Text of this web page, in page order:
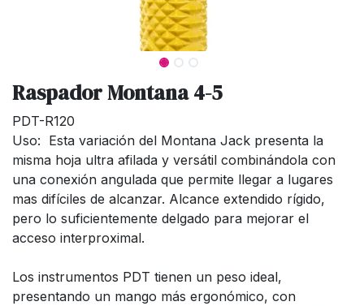
Raspador Montana 4-5
PDT-R120
Uso: Esta variación del Montana Jack presenta la
misma hoja ultra afilada y versátil combinándola con
una conexión angulada que permite llegar a lugares
mas difíciles de alcanzar. Alcance extendido rígido,
pero lo suficientemente delgado para mejorar el
acceso interproximal.
Los instrumentos PDT tienen un peso ideal,
presentando un mango más ergonómico, con